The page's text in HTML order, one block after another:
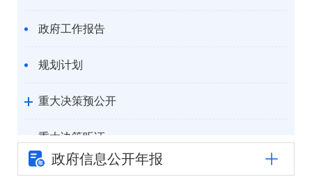
政府工作报告
规划计划
重大决策预公开
重大决策听证
统计信息
政府信息公开年报